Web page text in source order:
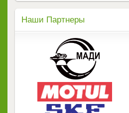
Наши Партнеры